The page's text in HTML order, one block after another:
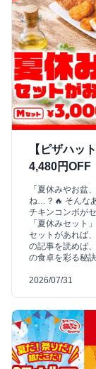
【ピザハッ
4,480円OFF
「夏休みやお盆
ね…？🔥 そんな
チキンコンボが
「夏休みセット
セットがあれば
の記事を読めば
の食卓を彩る秘
2026/07/31